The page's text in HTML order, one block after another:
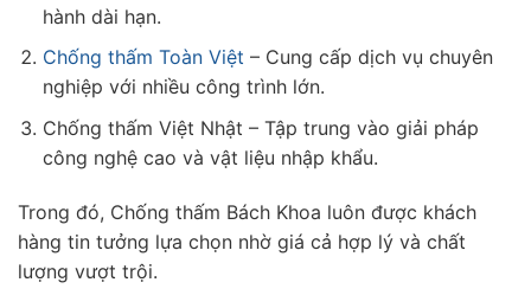
hành dài hạn.
Chống thấm Toàn Việt – Cung cấp dịch vụ chuyên
nghiệp với nhiều công trình lớn.
Chống thấm Việt Nhật – Tập trung vào giải pháp
công nghệ cao và vật liệu nhập khẩu.
Trong đó, Chống thấm Bách Khoa luôn được khách
hàng tin tưởng lựa chọn nhờ giá cả hợp lý và chất
lượng vượt trội.